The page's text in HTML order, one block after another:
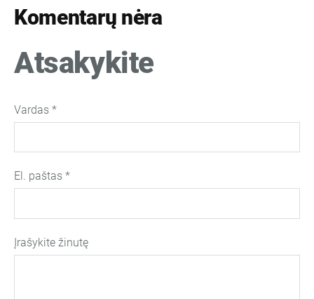
Komentarų nėra
Atsakykite
Vardas *
El. paštas *
Įrašykite žinutę